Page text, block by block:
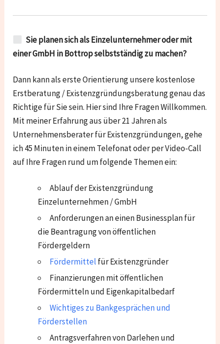
Sie planen sich als Einzelunternehmer oder mit
einer GmbH in Bottrop selbstständig zu machen?
Dann kann als erste Orientierung unsere kostenlose
Erstberatung / Existenzgründungsberatung genau das
Richtige für Sie sein. Hier sind Ihre Fragen Willkommen.
Mit meiner Erfahrung aus über 21 Jahren als
Unternehmensberater für Existenzgründungen, gehe
ich 45 Minuten in einem Telefonat oder per Video-Call
auf Ihre Fragen rund um folgende Themen ein:
Ablauf der Existenzgründung
Einzelunternehmen / GmbH
Anforderungen an einen Businessplan für
die Beantragung von öffentlichen
Fördergeldern
Fördermittel für Existenzgründer
Finanzierungen mit öffentlichen
Fördermitteln und Eigenkapitalbedarf
Wichtiges zu Bankgesprächen und
Förderstellen
Antragsverfahren von Darlehen und